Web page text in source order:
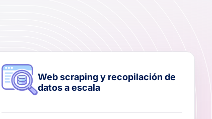
Web scraping y recopilación de
datos a escala